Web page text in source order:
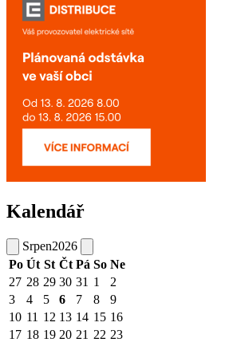
Kalendář
Srpen2026
Po Út St Čt Pá So Ne
27 28 29 30 31 1
2
3
4 5 6 7 8
9
10 11 12 13 14 15 16
17 18 19 20 21 22 23